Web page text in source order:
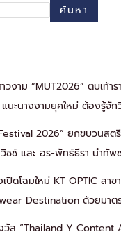
ค้นหา
วงาม “MUT2026” ตบเท้า
ะนางงามยุคใหม่ ต้องรู้จัก
Festival 2026” ยกขบวนส
ชช์ และ อร-พัทธ์ธีรา นำทัพ
ปิดโฉมใหม่ KT OPTIC สา
Destination ด้วยมาต
วัล “Thailand Y Content